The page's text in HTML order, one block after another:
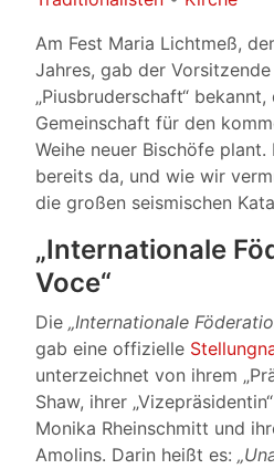
Am Fest Maria Lichtmeß,
Jahres, gab der
„Piusbruderschaft“ bekannt,
Gemeinschaft für den
Weihe neuer Bischöfe
bereits da, und wie wir
die großen seismischen
„Internationale
Voce“
Die „Internationale
gab eine offizielle
unterzeichnet von ihrem
Shaw, ihrer
Monika Rheinschmitt und
Amolins. Darin heißt es: